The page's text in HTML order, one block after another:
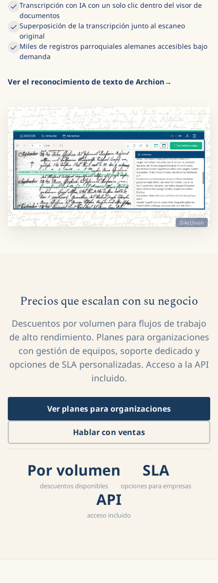
Transcripción con IA con un solo clic dentro del visor de
documentos
Superposición de la transcripción junto al escaneo
original
Miles de registros parroquiales alemanes accesibles bajo
demanda
Ver el reconocimiento de texto de Archion
©Archion
Precios que escalan con su negocio
Descuentos por volumen para flujos de trabajo
de alto rendimiento. Planes para organizaciones
con gestión de equipos, soporte dedicado y
opciones de SLA personalizadas. Acceso a la API
incluido.
Ver planes para organizaciones
Hablar con ventas
Por volumen
descuentos disponibles
SLA
opciones para empresas
API
acceso incluido